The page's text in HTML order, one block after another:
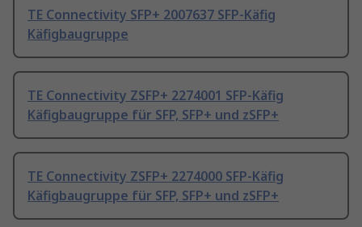
TE Connectivity SFP+ 2007637 SFP-Käfig
Käfigbaugruppe
TE Connectivity ZSFP+ 2274001 SFP-Käfig
Käfigbaugruppe für SFP, SFP+ und zSFP+
TE Connectivity ZSFP+ 2274000 SFP-Käfig
Käfigbaugruppe für SFP, SFP+ und zSFP+